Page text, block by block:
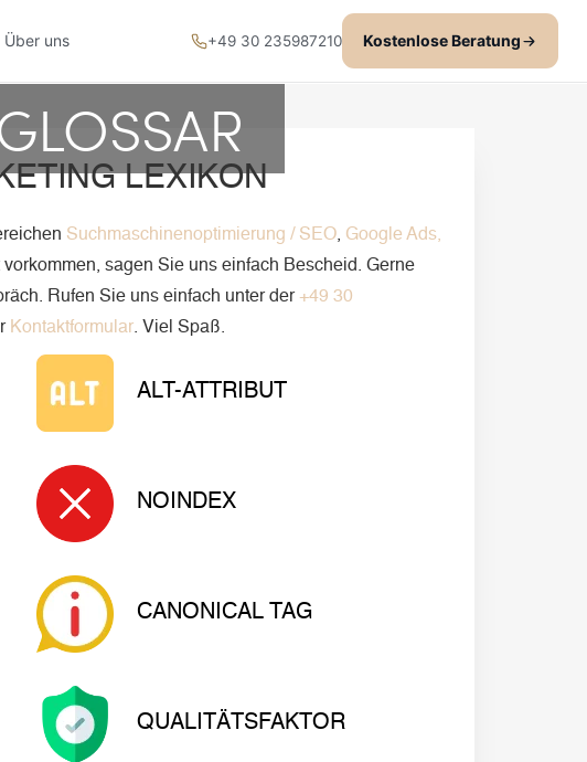
Über uns +49 30 235987210 Kostenlose Beratung
LEXIKON
Suchmaschinenoptimierung / SEO, Google Ads,
sagen Sie uns einfach Bescheid. Gerne
Rufen Sie uns einfach unter der +49 30
Kontaktformular. Viel Spaß.
ALT-ATTRIBUT
NOINDEX
CANONICAL TAG
QUALITÄTSFAKTOR